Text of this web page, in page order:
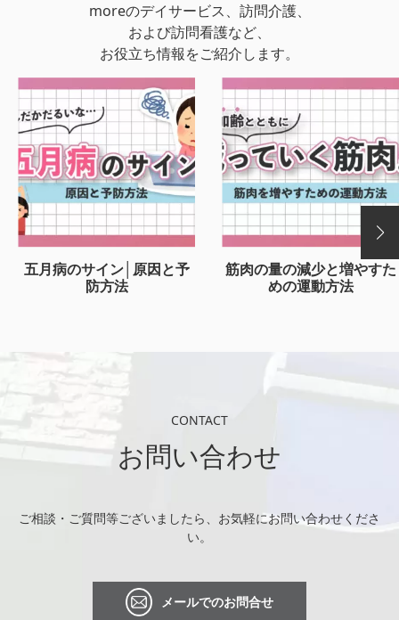
moreのデイサービス、訪問介護、
および訪問看護など、
お役立ち情報をご紹介します。
五月病のサイン│原因と予
防方法
筋肉の量の減少と増やすた
めの運動方法
CONTACT
お問い合わせ
ご相談・ご質問等ございましたら、お気軽にお問い合わせくださ
い。
メールでのお問合せ